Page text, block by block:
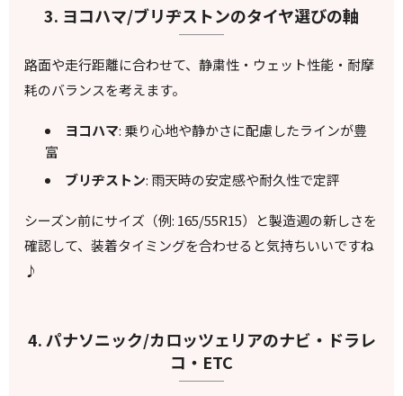
3. ヨコハマ/ブリヂストンのタイヤ選びの軸
路面や走行距離に合わせて、静粛性・ウェット性能・耐摩
耗のバランスを考えます。
ヨコハマ: 乗り心地や静かさに配慮したラインが豊
富
ブリヂストン: 雨天時の安定感や耐久性で定評
シーズン前にサイズ（例: 165/55R15）と製造週の新しさを
確認して、装着タイミングを合わせると気持ちいいですね
♪
4. パナソニック/カロッツェリアのナビ・ドラレ
コ・ETC